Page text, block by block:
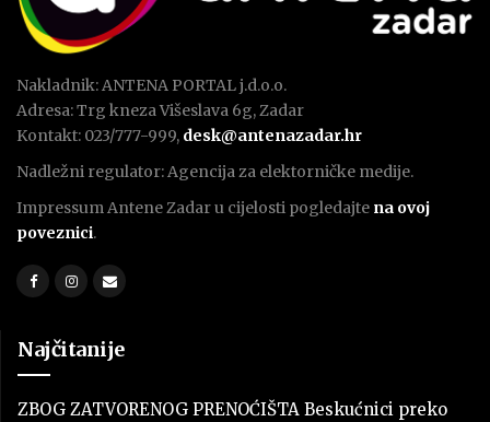
Nakladnik: ANTENA PORTAL j.d.o.o.
Adresa: Trg kneza Višeslava 6g, Zadar
Kontakt: 023/777-999, desk@antenazadar.hr
Nadležni regulator: Agencija za elektorničke medije.
Impressum Antene Zadar u cijelosti pogledajte na ovoj
poveznici.
Najčitanije
ZBOG ZATVORENOG PRENOĆIŠTA Beskućnici preko